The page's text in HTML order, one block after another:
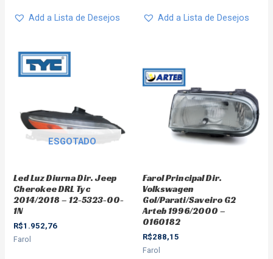
Add a Lista de Desejos Add a Lista de Desejos
ESGOTADO
Led Luz Diurna Dir. Jeep
Cherokee DRL Tyc
2014/2018 – 12-5323-00-
1N
R$1.952,76
Farol
Farol Principal Dir.
Volkswagen
Gol/Parati/Saveiro G2
Arteb 1996/2000 –
0160182
R$288,15
Farol